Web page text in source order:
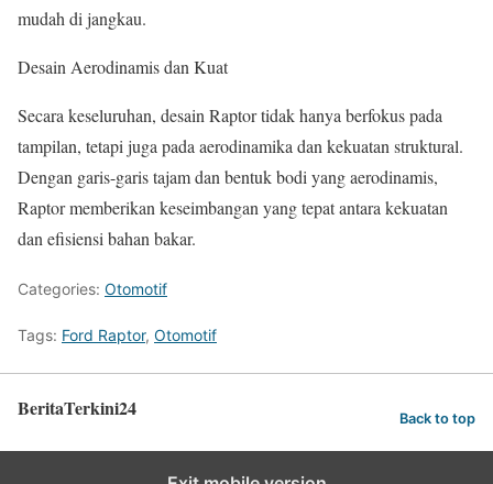
mudah di jangkau.
Desain Aerodinamis dan Kuat
Secara keseluruhan, desain Raptor tidak hanya berfokus pada
tampilan, tetapi juga pada aerodinamika dan kekuatan struktural.
Dengan garis-garis tajam dan bentuk bodi yang aerodinamis,
Raptor memberikan keseimbangan yang tepat antara kekuatan
dan efisiensi bahan bakar.
Categories: Otomotif
Tags: Ford Raptor, Otomotif
BeritaTerkini24 Back to top